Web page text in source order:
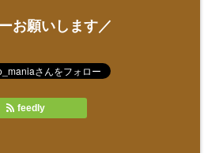
お願いします／
feedly